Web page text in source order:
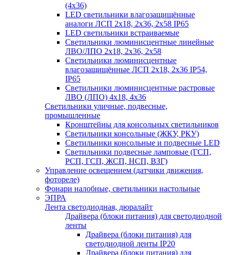
(4х36)
LED светильники влагозащищённые
аналоги ЛСП 2х18, 2х36, 2х58 IP65
LED светильники встраиваемые
Светильники люминисцентные линейные
ЛВО/ЛПО 2х18, 2х36, 2х58
Светильники люминисцентные
влагозащищённые ЛСП 2х18, 2х36 IP54,
IP65
Светильники люминисцентные растровые
ЛВО (ЛПО) 4х18, 4х36
Светильники уличные, подвесные,
промышленные
Кронштейны для консольных светильников
Светильники консольные (ЖКУ, РКУ)
Светильники консольные и подвесные LED
Светильники подвесные ламповые (ГСП,
РСП, ГСП, ЖСП, НСП, ВЗГ)
Управление освещением (датчики движения,
фотореле)
Фонари налобные, светильники настольные
ЭПРА
Лента светодиодная, дюралайт
Драйвера (блоки питания) для светодиодной
ленты
Драйвера (блоки питания) для
светодиодной ленты IP20
Драйвера (блоки питания) для